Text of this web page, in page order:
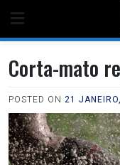
Corta-mato
POSTED ON 21